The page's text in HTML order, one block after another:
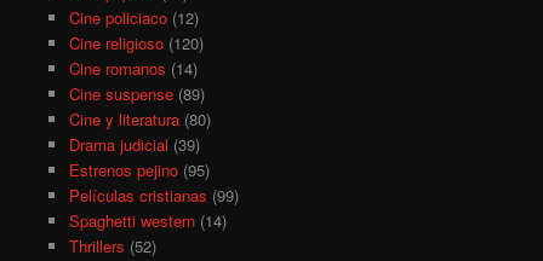
Cine policiaco(12)
Cine religioso(120)
Cine romanos (14)
Cine suspense(89)
Cine y literatura(80)
Drama judicial (39)
Estrenos pejino(95)
Películas cristianas (99)
Spaghetti western(14)
Thrillers (52)